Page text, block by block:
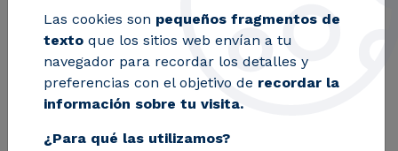
El proyecto Smart
Sustainable Wine
concluye con miras a
Las cookies son pequeños fragmentos de
texto que los sitios web envían a tu
navegador para recordar los detalles y
preferencias con el objetivo de recordar la
información sobre tu visita.
¿Para qué las utilizamos?